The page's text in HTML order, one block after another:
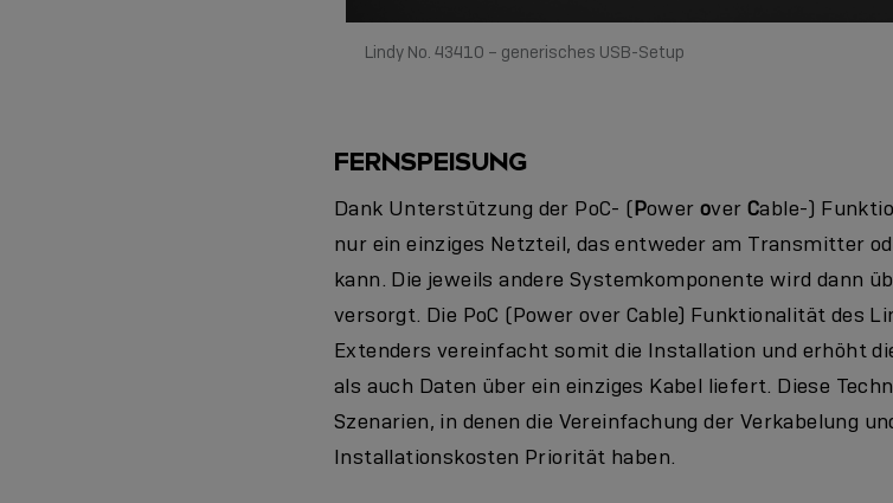
Lindy No. 43410 – generisches USB-Setup
FERNSPEISUNG
Dank Unterstützung der PoC- (PoweroverCable-)
nur ein einziges Netzteil, das entweder am Transmitter
kann. Die jeweils andere Systemkomponente wird dann
versorgt. Die PoC (Power over Cable) Funktionalität des
Extenders vereinfacht somit die Installation und erhöht
als auch Daten über ein einziges Kabel liefert. Diese
Szenarien, in denen die Vereinfachung der Verkabelung
Installationskosten Priorität haben.